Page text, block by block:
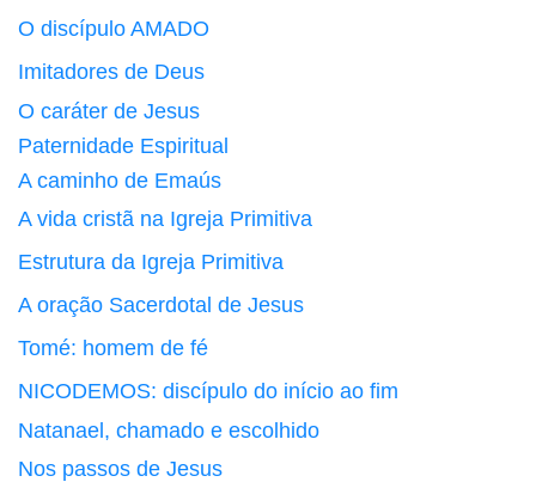
O discípulo AMADO
Imitadores de Deus
O caráter de Jesus
Paternidade Espiritual
A caminho de Emaús
A vida cristã na Igreja Primitiva
Estrutura da Igreja Primitiva
A oração Sacerdotal de Jesus
Tomé: homem de fé
NICODEMOS: discípulo do início ao fim
Natanael, chamado e escolhido
Nos passos de Jesus